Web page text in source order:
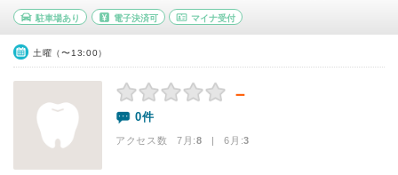
駐車場あり 電子決済可 マイナ受付
土曜（〜13:00）
－
0件
アクセス数 7月:8 | 6月:3